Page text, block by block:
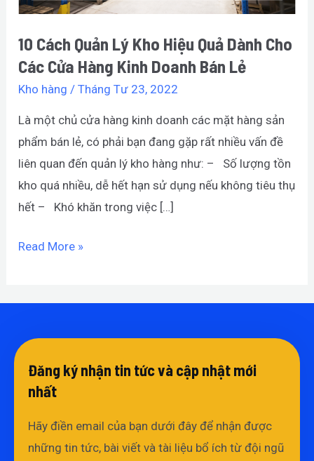
10 Cách Quản Lý Kho Hiệu Quả Dành Cho
Các Cửa Hàng Kinh Doanh Bán Lẻ
Kho hàng /Tháng Tư 23, 2022
Là một chủ cửa hàng kinh doanh các mặt hàng sản
phẩm bán lẻ, có phải bạn đang gặp rất nhiều vấn đề
liên quan đến quản lý kho hàng như: – Số lượng tồn
kho quá nhiều, dễ hết hạn sử dụng nếu không tiêu thụ
hết – Khó khăn trong việc […]
Cho
Các
Doanh
Bán
Lẻ
Read More »
Đăng ký nhận tin tức và cập nhật mới
nhất​
Hãy điền email của bạn dưới đây để nhận được
những tin tức, bài viết và tài liệu bổ ích từ đội ngũ